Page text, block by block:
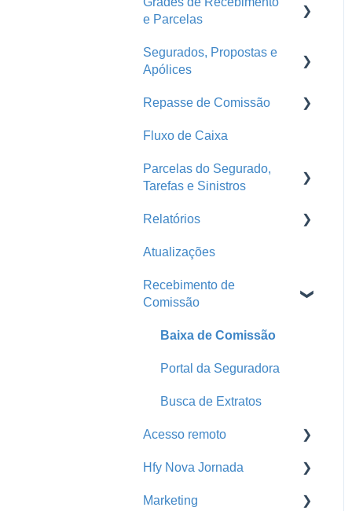
Logins Seguradoras
Ramos
Seguradoras
Treinamentos
Conta Segfy
Home
Print
e Parcelas
Parcelas
Segurados, Propostas e
Apólices
Endossos
Propostas e Apólices
Portal da Seguradora
Repasse de Comissão
Grade de Pagamento -
Repasse
Faturas
Fluxo de Caixa
Parcelas do Segurado,
Tarefas e Sinistros
E-mail Marketing
Tarefas
Comunicador da Corretora
Relatórios
Produção
Pendência de Emissão
Atualizações
Recebimento de
Comissão
Baixa de Comissão
Portal da Seguradora
Busca de Extratos
Acesso remoto
Acesso remoto
Hfy Nova Jornada
Cross Sell Rede de
Marketing